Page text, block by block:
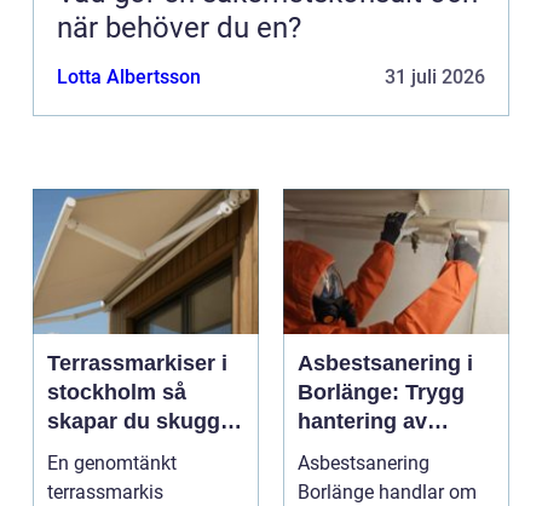
när behöver du en?
Lotta Albertsson 31 juli 2026
Terrassmarkiser i
stockholm så
skapar du skugga,
stil och komfort på
uteplatsen
En genomtänkt
terrassmarkis
Asbestsanering i
Borlänge: Trygg
hantering av
farliga fibrer
Asbestsanering
Borlänge handlar om